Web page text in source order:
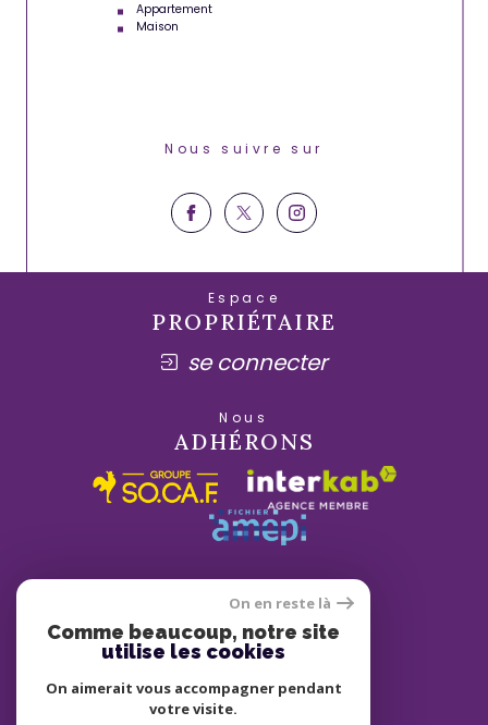
Appartement
Maison
Nous suivre sur
Espace
PROPRIÉTAIRE
se connecter
Nous
ADHÉRONS
On en reste là
Comme beaucoup, notre site
utilise les cookies
On aimerait vous accompagner pendant
votre visite.